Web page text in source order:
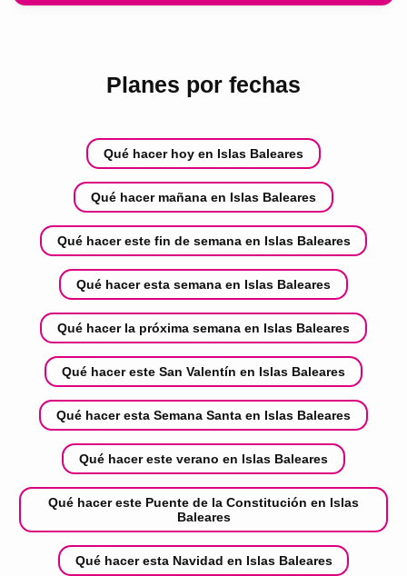
Planes por fechas
Qué hacer hoy en Islas Baleares
Qué hacer mañana en Islas Baleares
Qué hacer este fin de semana en Islas Baleares
Qué hacer esta semana en Islas Baleares
Qué hacer la próxima semana en Islas Baleares
Qué hacer este San Valentín en Islas Baleares
Qué hacer esta Semana Santa en Islas Baleares
Qué hacer este verano en Islas Baleares
Qué hacer este Puente de la Constitución en Islas
Baleares
Qué hacer esta Navidad en Islas Baleares